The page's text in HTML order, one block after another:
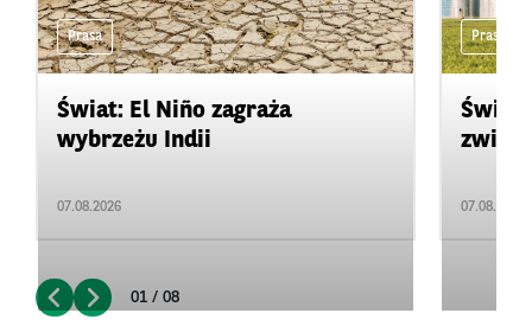
Prasa
Świat: El Niño zagraża
wybrzeżu Indii
07.08.2026
Prasa
07.08.2026
01 / 08